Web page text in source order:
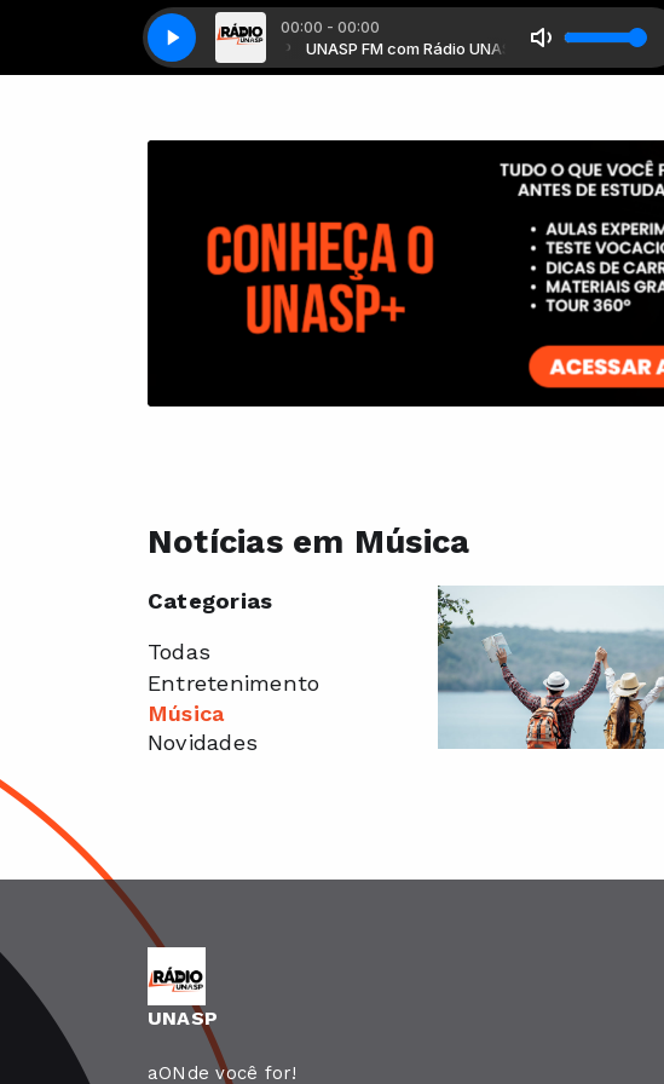
00:00 - 00:00
UNASP FM com Rádio UNASP UNASP FM com Rádio UNASP
Notícias em Música
Categorias
Todas
Entretenimento
Música
Novidades
UNASP
aONde você for!